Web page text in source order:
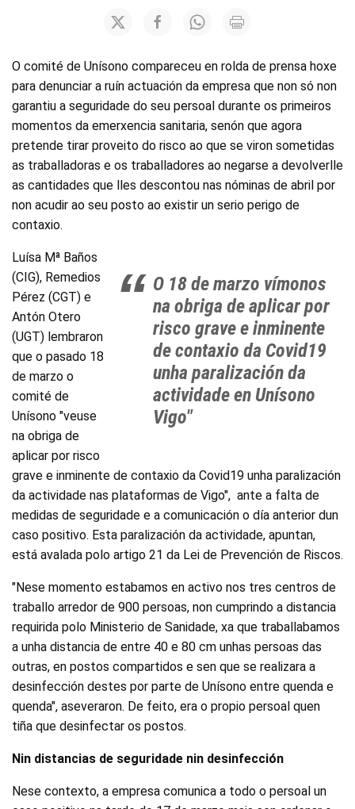
O comité de Unísono compareceu en rolda de prensa hoxe
para denunciar a ruín actuación da empresa que non só non
garantiu a seguridade do seu persoal durante os primeiros
momentos da emerxencia sanitaria, senón que agora
pretende tirar proveito do risco ao que se viron sometidas
as traballadoras e os traballadores ao negarse a devolverlle
as cantidades que lles descontou nas nóminas de abril por
non acudir ao seu posto ao existir un serio perigo de
contaxio.
O 18 de marzo vímonos
na obriga de aplicar por
risco grave e inminente
de contaxio da Covid19
unha paralización da
actividade en Unísono
Vigo"
Luísa Mª Baños
(CIG), Remedios
Pérez (CGT) e
Antón Otero
(UGT) lembraron
que o pasado 18
de marzo o
comité de
Unísono "veuse
na obriga de
aplicar por risco
grave e inminente de contaxio da Covid19 unha paralización
da actividade nas plataformas de Vigo", ante a falta de
medidas de seguridade e a comunicación o día anterior dun
caso positivo. Esta paralización da actividade, apuntan,
está avalada polo artigo 21 da Lei de Prevención de Riscos.
"Nese momento estabamos en activo nos tres centros de
traballo arredor de 900 persoas, non cumprindo a distancia
requirida polo Ministerio de Sanidade, xa que traballabamos
a unha distancia de entre 40 e 80 cm unhas persoas das
outras, en postos compartidos e sen que se realizara a
desinfección destes por parte de Unísono entre quenda e
quenda", aseveraron. De feito, era o propio persoal quen
tiña que desinfectar os postos.
Nin distancias de seguridade nin desinfección
Nese contexto, a empresa comunica a todo o persoal un